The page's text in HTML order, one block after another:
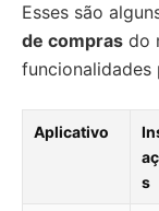
Esses são
de compras do
funcionalidades
Aplicativo
s